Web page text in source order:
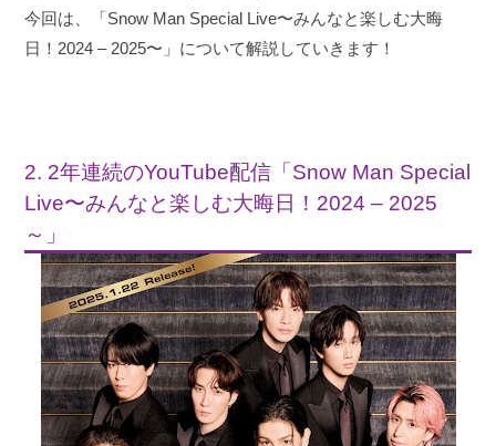
今回は、「Snow Man Special Live〜みんなと楽しむ大晦
日！2024 – 2025〜」について解説していきます！
2. 2年連続のYouTube配信「Snow Man Special
Live〜みんなと楽しむ大晦日！2024 – 2025
～」